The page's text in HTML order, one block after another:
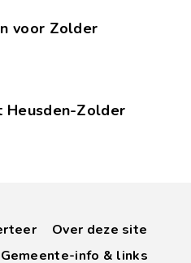
voor Zolder
Heusden-Zolder
Over deze site
Gemeente-info & links